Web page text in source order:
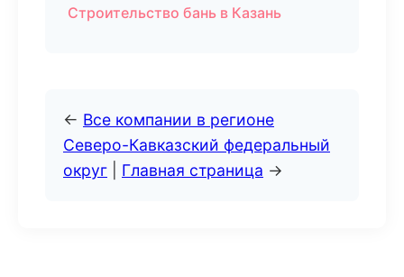
Строительство бань в Казань
← Все компании в регионе
Северо-Кавказский федеральный
округ
Главная страница →